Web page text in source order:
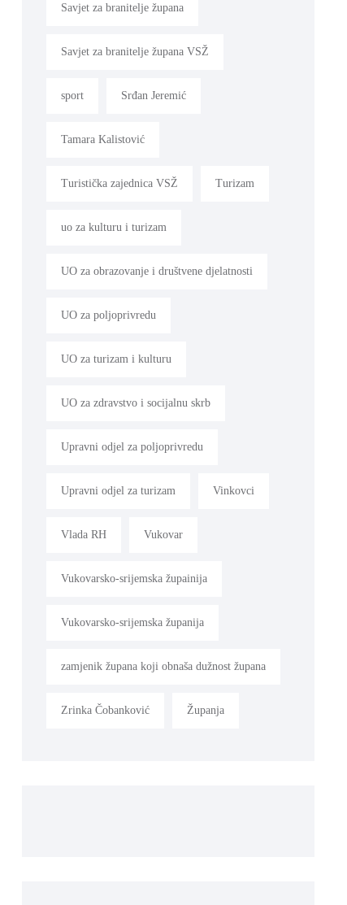
Savjet za branitelje župana
Savjet za branitelje župana VSŽ
sport Srđan Jeremić
Tamara Kalistović
Turistička zajednica VSŽ Turizam
uo za kulturu i turizam
UO za obrazovanje i društvene djelatnosti
UO za poljoprivredu
UO za turizam i kulturu
UO za zdravstvo i socijalnu skrb
Upravni odjel za poljoprivredu
Upravni odjel za turizam Vinkovci
Vlada RH Vukovar
Vukovarsko-srijemska župainija
Vukovarsko-srijemska županija
zamjenik župana koji obnaša dužnost župana
Zrinka Čobanković Županja